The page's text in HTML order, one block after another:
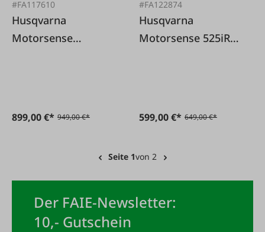
#FA117610
Husqvarna
Motorsense
899,00 €* 949,00 €*
#FA122874
Husqvarna
Motorsense 525iRXT
599,00 €* 649,00 €*
Seite 1von 2
Der FAIE-Newsletter:
10,- Gutschein